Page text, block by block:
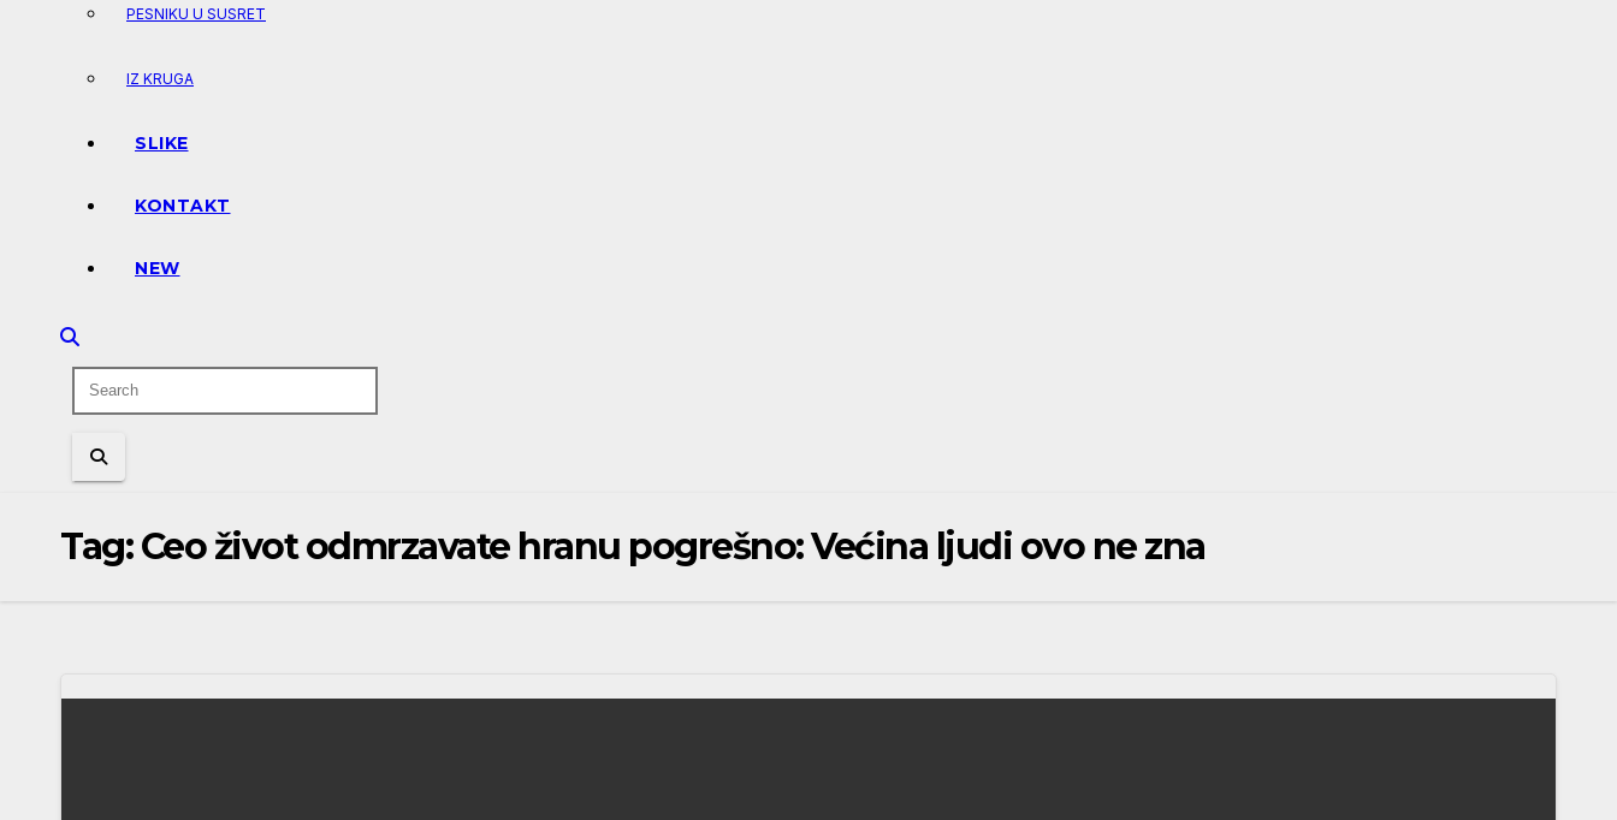
PESNIKU U SUSRET
IZ KRUGA
SLIKE
KONTAKT
NEW
Tag:Ceo život odmrzavate hranu pogrešno: Većina ljudi ovo ne zna